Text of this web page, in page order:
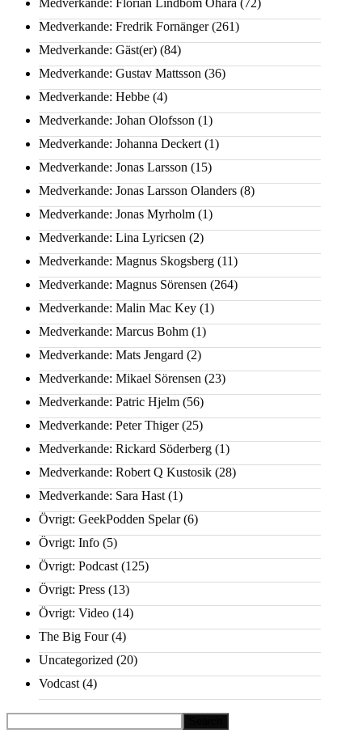
Medverkande: Florian Lindbom Ohara (72)
Medverkande: Fredrik Fornänger(261)
Medverkande: Gäst(er) (84)
Medverkande: Gustav Mattsson (36)
Medverkande: Hebbe (4)
Medverkande: Johan Olofsson (1)
Medverkande: Johanna Deckert (1)
Medverkande: Jonas Larsson (15)
Medverkande: Jonas Larsson Olanders (8)
Medverkande: Jonas Myrholm (1)
Medverkande: Lina Lyricsen (2)
Medverkande: Magnus Skogsberg (11)
Medverkande: Magnus Sörensen (264)
Medverkande: Malin Mac Key (1)
Medverkande: Marcus Bohm (1)
Medverkande: Mats Jengard (2)
Medverkande: Mikael Sörensen (23)
Medverkande: Patric Hjelm (56)
Medverkande: Peter Thiger(25)
Medverkande: Rickard Söderberg (1)
Medverkande: Robert Q Kustosik (28)
Medverkande: Sara Hast (1)
Övrigt: GeekPodden Spelar(6)
Övrigt: Info (5)
Övrigt: Podcast (125)
Övrigt: Press (13)
Övrigt: Video (14)
The Big Four(4)
Uncategorized (20)
Vodcast (4)